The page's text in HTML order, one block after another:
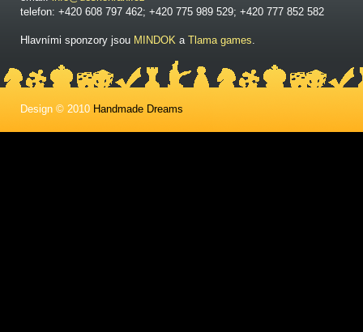
telefon: +420 608 797 462; +420 775 989 529; +420 777 852 582
Hlavními sponzory jsou MINDOK a Tlama games.
Design © 2010 Handmade Dreams